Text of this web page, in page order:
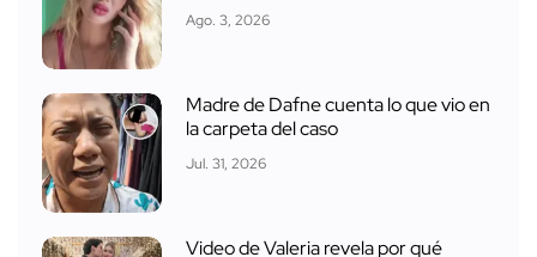
Ago. 3, 2026
Madre de Dafne cuenta lo que vio en
la carpeta del caso
Jul. 31, 2026
Video de Valeria revela por qué